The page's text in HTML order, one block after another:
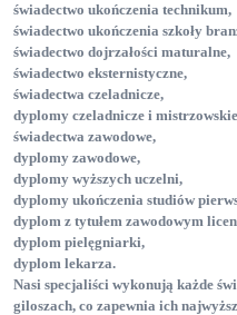
świadectwo ukończenia technikum,
świadectwo ukończenia szkoły
świadectwo dojrzałości maturalne,
świadectwo eksternistyczne,
świadectwa czeladnicze,
dyplomy czeladnicze i mistrzowskie
świadectwa zawodowe,
dyplomy zawodowe,
dyplomy wyższych uczelni,
dyplomy ukończenia studiów
dyplom z tytułem zawodowym
dyplom pielęgniarki,
dyplom lekarza.
Nasi specjaliści wykonują każde
giloszach, co zapewnia ich